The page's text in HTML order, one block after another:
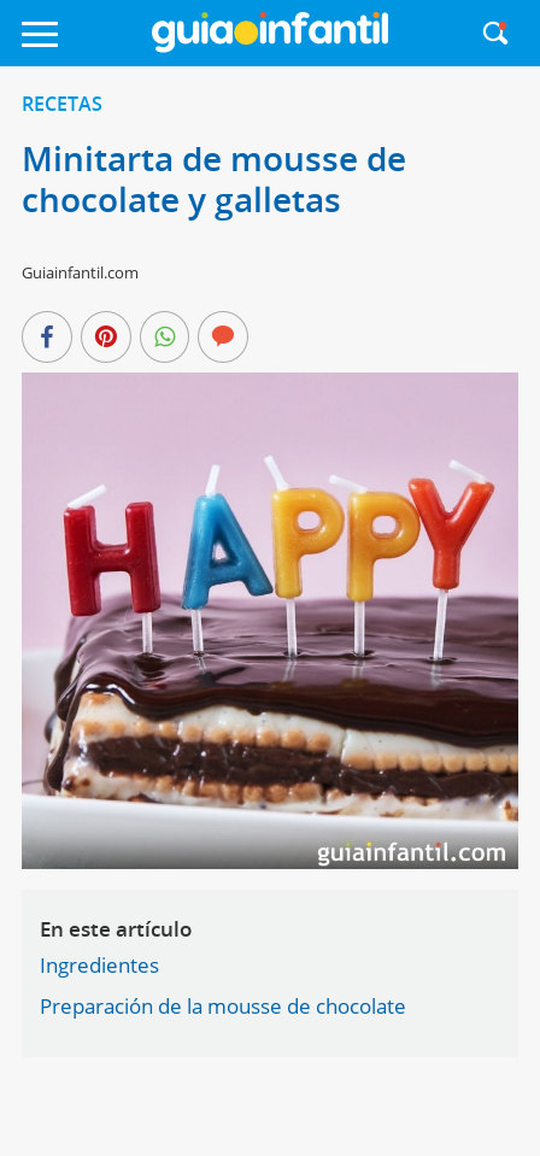
RECETAS
Minitarta de mousse de
chocolate y galletas
Guiainfantil.com
En este artículo
Ingredientes
Preparación de la mousse de chocolate